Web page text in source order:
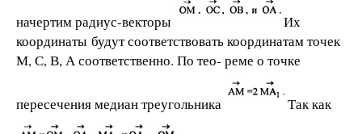
начертим радиус-векторы
Их
координаты будут соответствовать координатам точек
М, С, В, А соответственно. По тео- реме о точке
пересечения медиан треугольника Так как